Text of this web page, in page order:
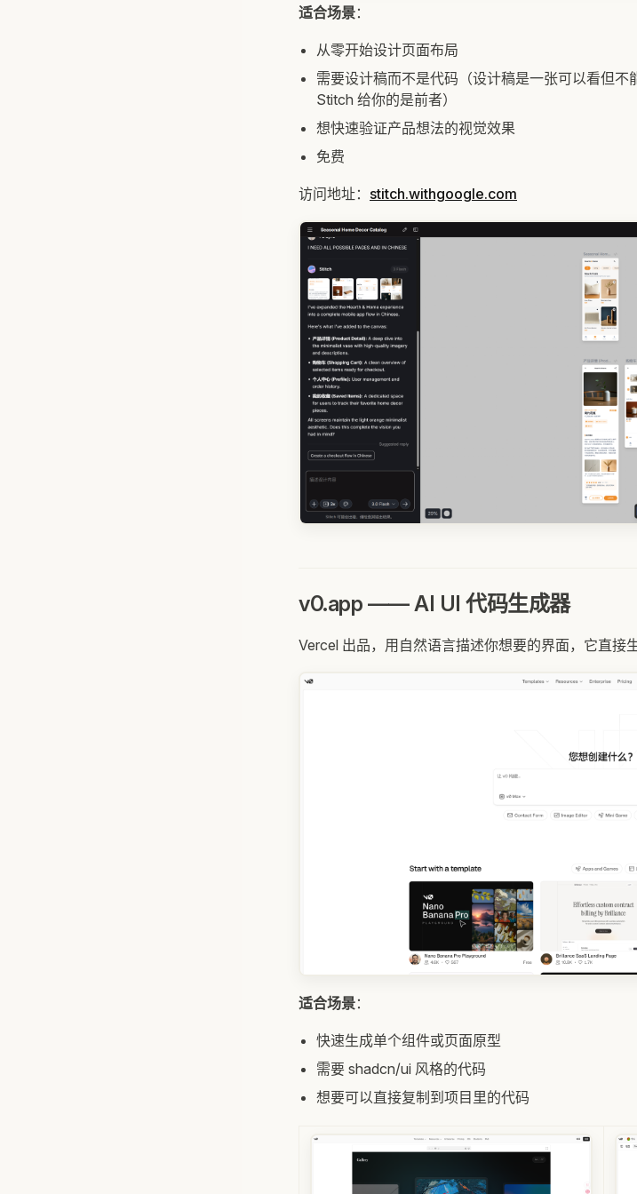
适合场景：
从零开始设计页面布局
需要设计稿而不是代码（设计稿是一张可以看但
Stitch 给你的是前者）
想快速验证产品想法的视觉效果
免费
访问地址： stitch.withgoogle.com
v0.app —— AI UI 代码生成器
Vercel 出品，用自然语言描述你想要的界面，它直接
适合场景：
快速生成单个组件或页面原型
需要 shadcn/ui 风格的代码
想要可以直接复制到项目里的代码